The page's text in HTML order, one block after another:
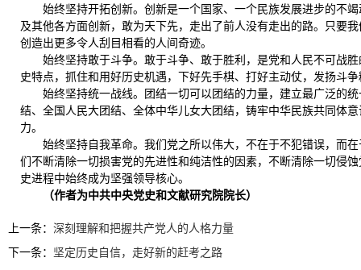
始终坚持开拓创新。创新是一个国家、一个民族发展进步的不
及其他各方面创新，敢为天下先，走出了前人没有走出的路。只要
创造出更多令人刮目相看的人间奇迹。
始终坚持敢于斗争。敢于斗争、敢于胜利，是党和人民不可战
史特点，抓住和用好历史机遇，下好先手棋、打好主动仗，发扬斗
始终坚持统一战线。团结一切可以团结的力量，建立最广泛的
结、全国人民大团结、全体中华儿女大团结，铸牢中华民族共同体
力。
始终坚持自我革命。我们党之所以伟大，不在于不犯错误，而
们不断清除一切损害党的先进性和纯洁性的因素，不断清除一切侵
史进程中始终成为坚强领导核心。
（作者为中共中央党史和文献研究院院长）
上一条： 深刻理解和把握共产党人的人格力量
下一条： 坚定历史自信，走好新的赶考之路